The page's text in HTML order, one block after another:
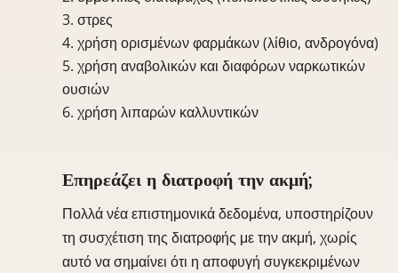
στρες
χρήση ορισμένων φαρμάκων (λίθιο, ανδρογόνα)
χρήση αναβολικών και διαφόρων ναρκωτικών
ουσιών
χρήση λιπαρών καλλυντικών
Επηρεάζει η διατροφή την ακμή;
Πολλά νέα επιστημονικά δεδομένα, υποστηρίζουν
τη συσχέτιση της διατροφής με την ακμή, χωρίς
αυτό να σημαίνει ότι η αποφυγή συγκεκριμένων